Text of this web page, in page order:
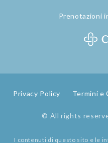
Prenotazioni
Privacy Policy Termini e
© All rights
I contenuti di questo sito e le